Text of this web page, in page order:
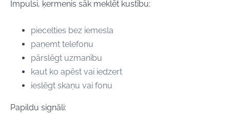
Impulsi, ķermenis sāk meklēt kustību:
piecelties bez iemesla
paņemt telefonu
pārslēgt uzmanību
kaut ko apēst vai iedzert
ieslēgt skaņu vai fonu
Papildu signāli: